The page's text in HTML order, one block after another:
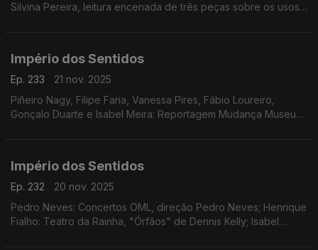
Silvina Pereira, leitura encenada de três peças sobre os usos
Império dos Sentidos
Ep. 233
21 nov. 2025
Piñeiro Nagy, Filipe Faria, Vanessa Pires, Fábio Loureiro,
Gonçalo Duarte e Isabel Meira: Reportagem Mudança Museu
Império dos Sentidos
Ep. 232
20 nov. 2025
Pedro Neves: Concertos OML, direção Pedro Neves; Henrique
Fialho: Teatro da Rainha, "Órfãos" de Dennis Kelly; Isabel